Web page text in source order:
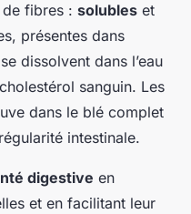
fibres : solubles et
présentes dans
dissolvent dans l’eau
sanguin. Les
dans le blé complet
intestinale.
digestive en
et en facilitant leur